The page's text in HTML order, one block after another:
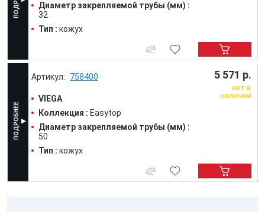
Диаметр закрепляемой трубы (мм) :
32
Тип : кожух
758400
VIEGA
Коллекция : Easytop
Диаметр закрепляемой трубы (мм) :
50
Тип : кожух
5 571 р.
нет в
наличии